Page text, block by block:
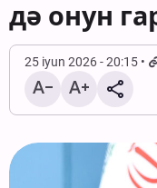
дә онун
25 iyun 2026 - 20:15